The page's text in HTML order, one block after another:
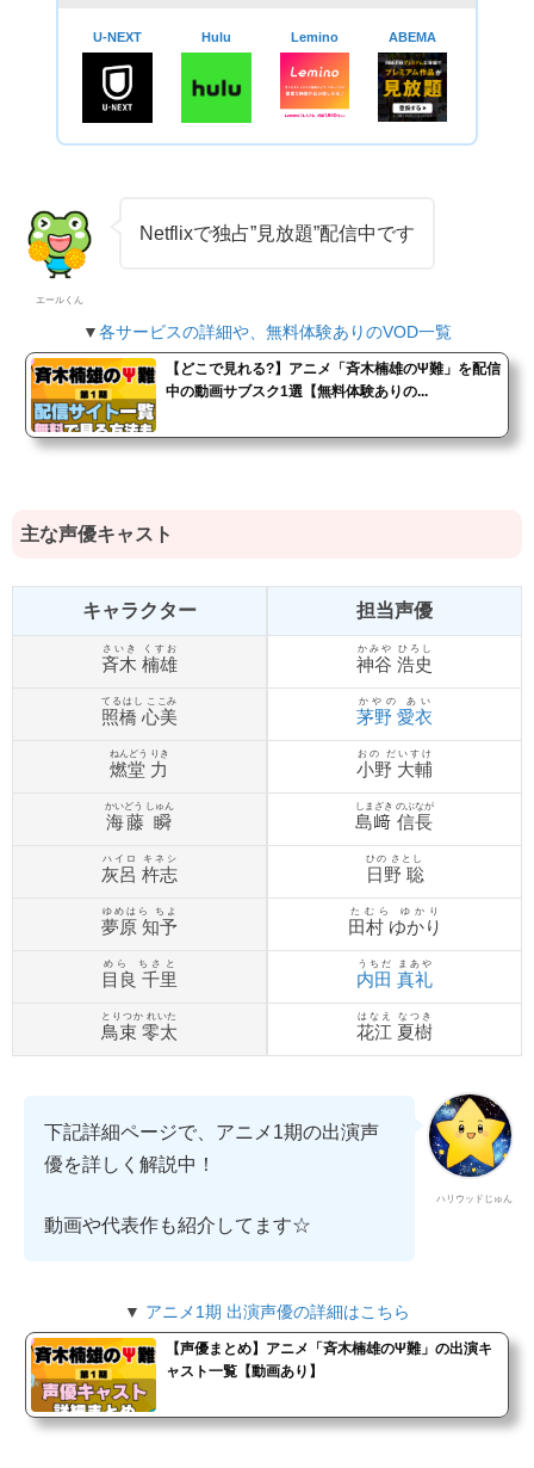
U-NEXT Hulu Lemino ABEMA
エールくん
Netflixで独占”見放題”配信中です
▼各サービスの詳細や、無料体験ありのVOD一覧
【どこで見れる?】アニメ「斉木楠雄のΨ難」を配信
中の動画サブスク1選【無料体験ありの...
主な声優キャスト
キャラクター 担当声優
斉木 楠雄
さいき くすお
神谷 浩史
かみや ひろし
照橋 心美
てるはし ここみ
茅野 愛衣
かやの あい
燃堂 力
ねんどう りき
小野 大輔
おの だいすけ
海藤 瞬
かいどう しゅん
島﨑 信長
しまざき のぶなが
灰呂 杵志
ハイロ キネシ
日野 聡
ひの さとし
夢原 知予
ゆめはら ちよ
田村 ゆかり
たむら ゆかり
目良 千里
めら ちさと
内田 真礼
うちだ まあや
鳥束 零太
とりつか れいた
花江 夏樹
はなえ なつき
ハリウッドじゅん
下記詳細ページで、アニメ1期の出演声
優を詳しく解説中！
動画や代表作も紹介してます☆
▼ アニメ1期 出演声優の詳細はこちら
【声優まとめ】アニメ「斉木楠雄のΨ難」の出演キ
ャスト一覧【動画あり】